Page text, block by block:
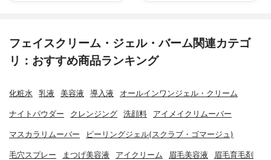
フェイスクリーム・ジェル・バーム関連カテゴ
リ：おすすめ商品ランキング
化粧水 乳液 美容液 導入液 オールインワンジェル・クリーム
ナイトパウダー クレンジング 洗顔料 アイメイクリムーバー
マスカラリムーバー ピーリングジェル(スクラブ・ゴマージュ)
毛穴スプレー まつげ美容液 アイクリーム 眉毛美容液 眉毛育毛剤